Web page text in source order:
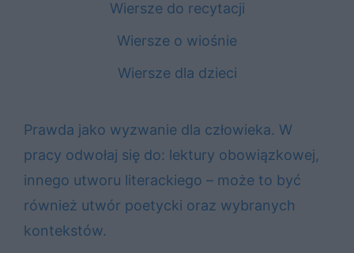
Wiersze do recytacji
Wiersze o wiośnie
Wiersze dla dzieci
Prawda jako wyzwanie dla człowieka. W
pracy odwołaj się do: lektury obowiązkowej,
innego utworu literackiego – może to być
również utwór poetycki oraz wybranych
kontekstów.